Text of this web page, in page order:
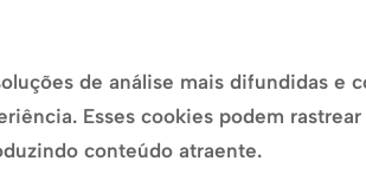
de análise mais difundidas e
Esses cookies podem
conteúdo atraente.